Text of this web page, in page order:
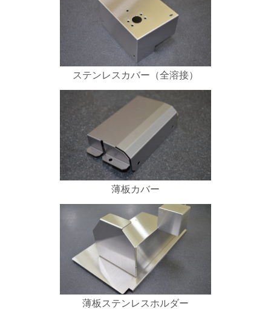
ステンレスカバー（全溶接）
薄板カバー
薄板ステンレスホルダー